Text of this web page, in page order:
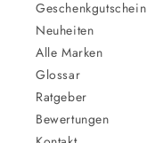
Geschenkgutschein
Neuheiten
Alle Marken
Glossar
Ratgeber
Bewertungen